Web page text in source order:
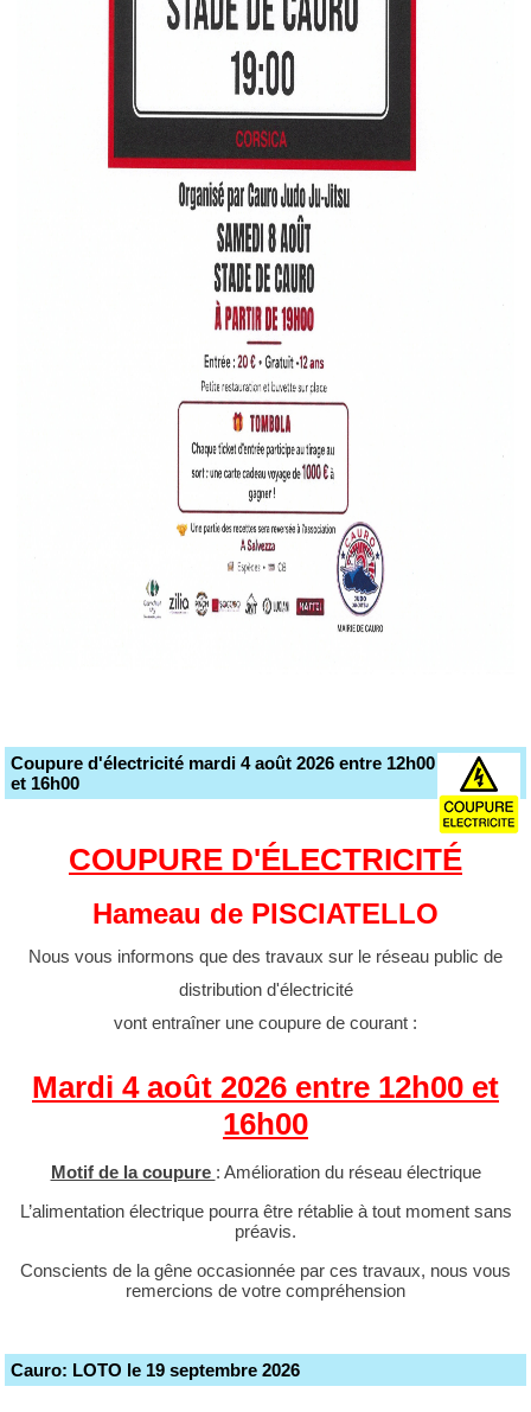
Coupure d'électricité mardi 4 août 2026 entre 12h00
et 16h00
COUPURE D'ÉLECTRICITÉ
Hameau de PISCIATELLO
Nous vous informons que des travaux sur le réseau public de
distribution d'électricité
vont entraîner une coupure de courant :
Mardi 4 août 2026 entre 12h00 et
16h00
Motif de la coupure : Amélioration du réseau électrique
L’alimentation électrique pourra être rétablie à tout moment sans
préavis.
Conscients de la gêne occasionnée par ces travaux, nous vous
remercions de votre compréhension
Cauro: LOTO le 19 septembre 2026